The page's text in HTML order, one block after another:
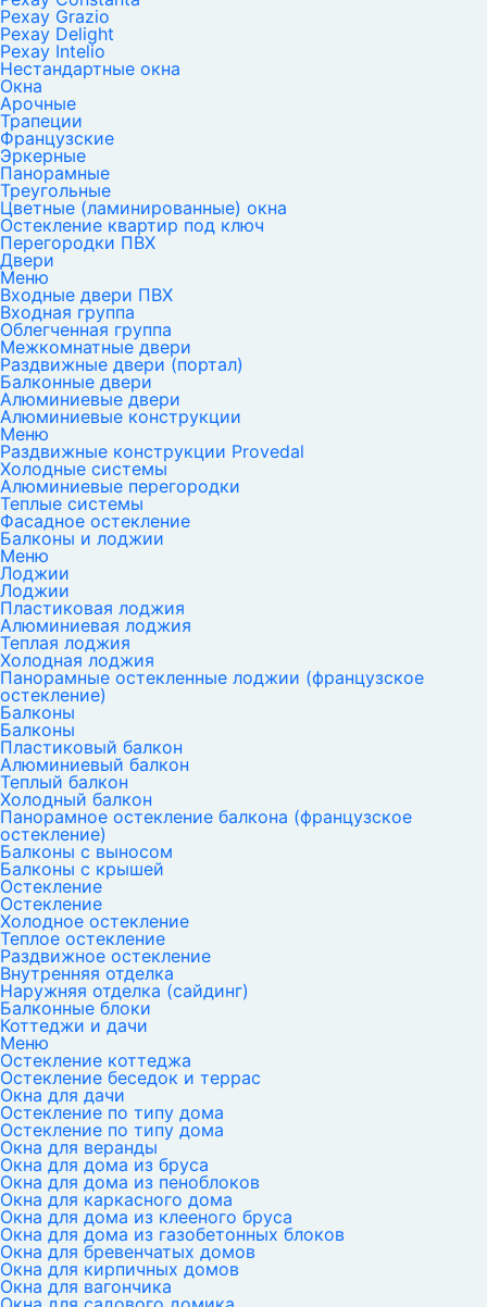
Рехау Grazio
Рехау Delight
Рехау Intelio
Нестандартные окна
Окна
Арочные
Трапеции
Французские
Эркерные
Панорамные
Треугольные
Цветные (ламинированные) окна
Остекление квартир под ключ
Перегородки ПВХ
Двери
Меню
Входные двери ПВХ
Входная группа
Облегченная группа
Межкомнатные двери
Раздвижные двери (портал)
Балконные двери
Алюминиевые двери
Алюминиевые конструкции
Меню
Раздвижные конструкции Provedal
Холодные системы
Алюминиевые перегородки
Теплые системы
Фасадное остекление
Балконы и лоджии
Меню
Лоджии
Лоджии
Пластиковая лоджия
Алюминиевая лоджия
Теплая лоджия
Холодная лоджия
Панорамные остекленные лоджии (французское
остекление)
Балконы
Балконы
Пластиковый балкон
Алюминиевый балкон
Теплый балкон
Холодный балкон
Панорамное остекление балкона (французское
остекление)
Балконы с выносом
Балконы с крышей
Остекление
Остекление
Холодное остекление
Теплое остекление
Раздвижное остекление
Внутренняя отделка
Наружняя отделка (сайдинг)
Балконные блоки
Коттеджи и дачи
Меню
Остекление коттеджа
Остекление беседок и террас
Окна для дачи
Остекление по типу дома
Остекление по типу дома
Окна для веранды
Окна для дома из бруса
Окна для дома из пеноблоков
Окна для каркасного дома
Окна для дома из клееного бруса
Окна для дома из газобетонных блоков
Окна для бревенчатых домов
Окна для кирпичных домов
Окна для вагончика